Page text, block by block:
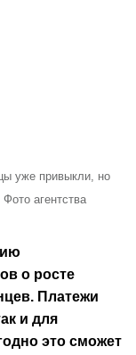
уже привыкли, но
агентства
о росте
Платежи
и для
это сможет